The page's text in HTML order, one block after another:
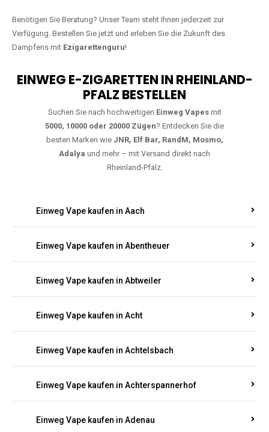
Benötigen Sie Beratung? Unser Team steht Ihnen jederzeit zur
Verfügung. Bestellen Sie jetzt und erleben Sie die Zukunft des
Dampfens mit Ezigarettenguru!
EINWEG E-ZIGARETTEN IN RHEINLAND-
PFALZ BESTELLEN
Suchen Sie nach hochwertigen Einweg Vapesmit
5000, 10000 oder 20000 Zügen ? Entdecken Sie die
besten Marken wie JNR, Elf Bar, RandM, Mosmo,
Adalya und mehr – mit Versand direkt nach
Rheinland-Pfalz.
Einweg Vape kaufen in Aach
Einweg Vape kaufen in Abentheuer
Einweg Vape kaufen in Abtweiler
Einweg Vape kaufen in Acht
Einweg Vape kaufen in Achtelsbach
Einweg Vape kaufen in Achterspannerhof
Einweg Vape kaufen in Adenau